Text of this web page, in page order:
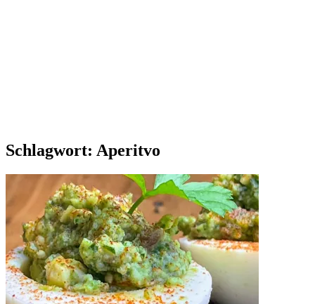
Schlagwort: Aperitvo